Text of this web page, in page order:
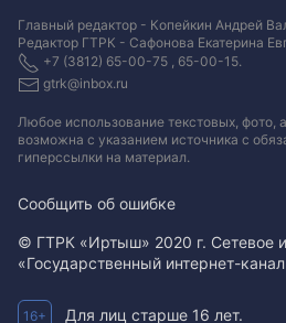
Главный редактор - Копейкин Андрей
Редактор ГТРК - Сафонова Екатерина
+7 (3812) 65-00-75 , 65-00-15.
gtrk@inbox.ru
Любое использование текстовых, фото,
возможна с указанием источника с
гиперссылки на материал.
Сообщить об ошибке
© ГТРК «Иртыш» 2020 г. Сетевое
«Государственный интернет-
16+ Для лиц старше 16 лет.